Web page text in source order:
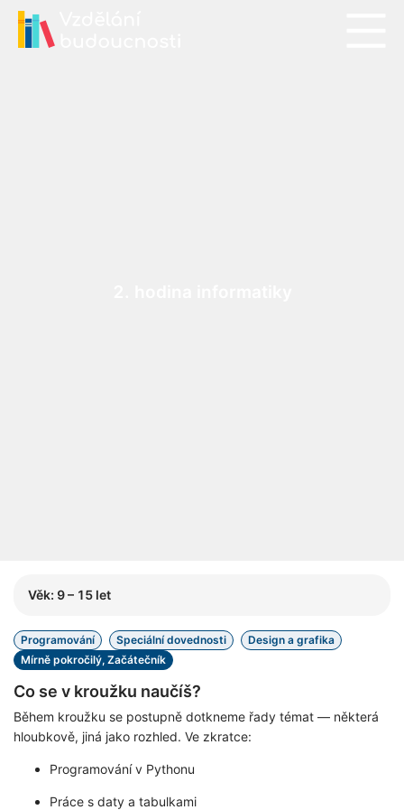
Věk: 9 – 15 let
Programování Speciální dovednosti
Design a grafika
Mírně pokročilý, Začátečník
Co se v kroužku naučíš?
Během kroužku se postupně dotkneme řady témat — některá
hloubkově, jiná jako rozhled. Ve zkratce:
Programování v Pythonu
Práce s daty a tabulkami